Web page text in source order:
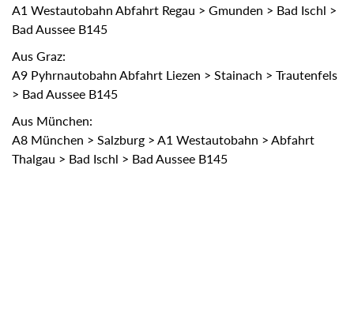
A1 Westautobahn Abfahrt Regau > Gmunden > Bad Ischl >
Bad Aussee B145
Aus Graz:
A9 Pyhrnautobahn Abfahrt Liezen > Stainach > Trautenfels
> Bad Aussee B145
Aus München:
A8 München > Salzburg > A1 Westautobahn > Abfahrt
Thalgau > Bad Ischl > Bad Aussee B145